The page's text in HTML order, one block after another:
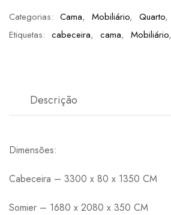
Categorias: Cama, Mobiliário, Quarto,
Etiquetas: cabeceira, cama, Mobiliário,
Descrição
Dimensões:
Cabeceira – 3300 x 80 x 1350 CM
Somier – 1680 x 2080 x 350 CM